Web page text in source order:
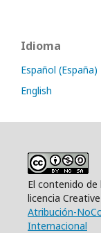
Idioma
Español (España)
English
El contenido
licencia
Atribución-
Internacional